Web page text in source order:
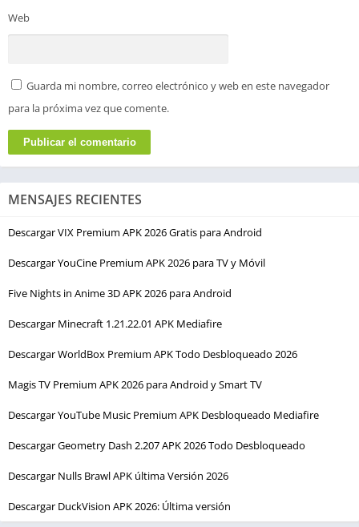
Web
Guarda mi nombre, correo electrónico y web en este navegador
para la próxima vez que comente.
MENSAJES RECIENTES
Descargar VIX Premium APK 2026 Gratis para Android
Descargar YouCine Premium APK 2026 para TV y Móvil
Five Nights in Anime 3D APK 2026 para Android
Descargar Minecraft 1.21.22.01 APK Mediafire
Descargar WorldBox Premium APK Todo Desbloqueado 2026
Magis TV Premium APK 2026 para Android y Smart TV
Descargar YouTube Music Premium APK Desbloqueado Mediafire
Descargar Geometry Dash 2.207 APK 2026 Todo Desbloqueado
Descargar Nulls Brawl APK última Versión 2026
Descargar DuckVision APK 2026: Última versión